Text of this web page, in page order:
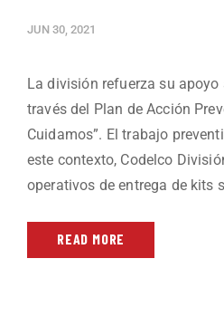
JUN 30, 2021
La división refuerza su
través del Plan de Acción
Cuidamos”. El trabajo
este contexto, Codelco
operativos de entrega de kits
READ MORE